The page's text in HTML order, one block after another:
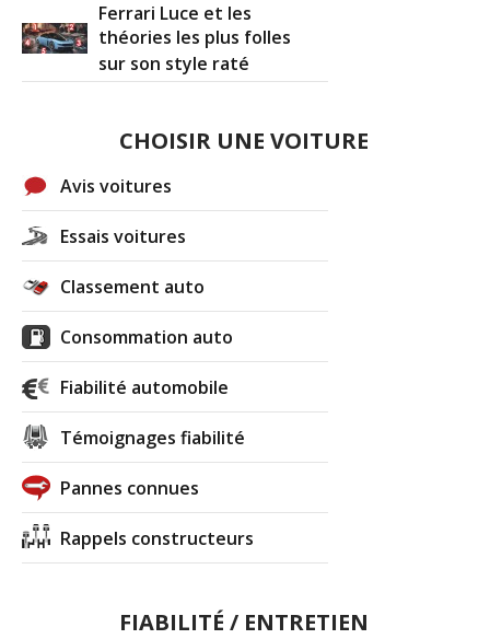
Ferrari Luce et les
théories les plus folles
sur son style raté
CHOISIR UNE VOITURE
Avis voitures
Essais voitures
Classement auto
Consommation auto
Fiabilité automobile
Témoignages fiabilité
Pannes connues
Rappels constructeurs
FIABILITÉ / ENTRETIEN